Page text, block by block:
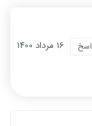
16 مرداد 1400